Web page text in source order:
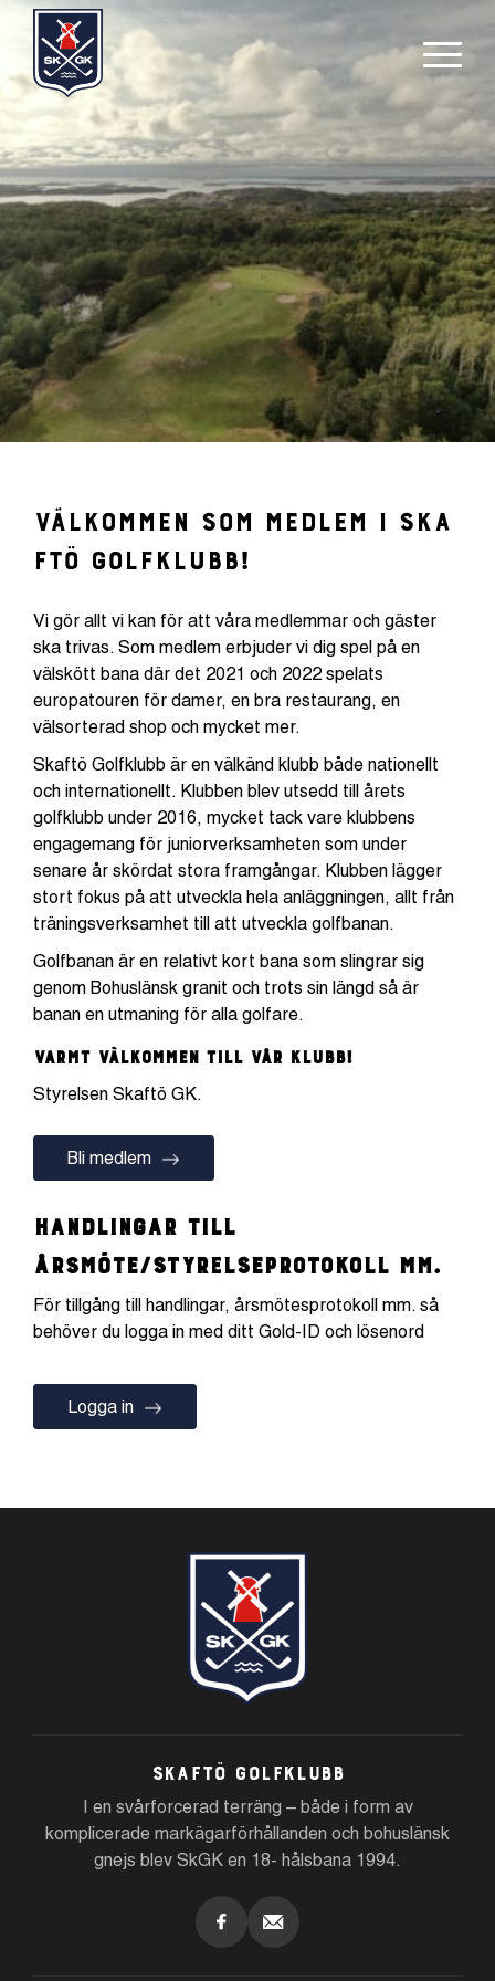
Välkommen som medlem i Ska
ftö Golfklubb!
Vi gör allt vi kan för att våra medlemmar och gäster
ska trivas. Som medlem erbjuder vi dig spel på en
välskött bana där det 2021 och 2022 spelats
europatouren för damer, en bra restaurang, en
välsorterad shop och mycket mer.
​Skaftö Golfklubb är en välkänd klubb både nationellt
och internationellt. Klubben blev utsedd till årets
golfklubb under 2016, mycket tack vare klubbens
engagemang för juniorverksamheten som under
senare år skördat stora framgångar. Klubben lägger
stort fokus på att utveckla hela anläggningen, allt från
träningsverksamhet till att utveckla golfbanan.
Golfbanan är en relativt kort bana som slingrar sig
genom Bohuslänsk granit och trots sin längd så är
banan en utmaning för alla golfare.
Varmt välkommen till vår klubb!
​Styrelsen Skaftö GK.
Bli medlem
Handlingar till
årsmöte/styrelseprotokoll mm.
För tillgång till handlingar, årsmötesprotokoll mm. så
behöver du logga in med ditt Gold-ID och lösenord
Logga in
Skaftö Golfklubb
I en svårforcerad terräng – både i form av
komplicerade markägarförhållanden och bohuslänsk
gnejs blev SkGK en 18- hålsbana 1994.